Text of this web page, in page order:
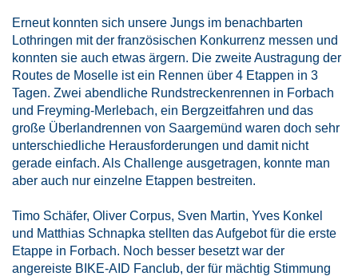
Erneut konnten sich unsere Jungs im benachbarten
Lothringen mit der französischen Konkurrenz messen und
konnten sie auch etwas ärgern. Die zweite Austragung der
Routes de Moselle ist ein Rennen über 4 Etappen in 3
Tagen. Zwei abendliche Rundstreckenrennen in Forbach
und Freyming-Merlebach, ein Bergzeitfahren und das
große Überlandrennen von Saargemünd waren doch sehr
unterschiedliche Herausforderungen und damit nicht
gerade einfach. Als Challenge ausgetragen, konnte man
aber auch nur einzelne Etappen bestreiten.
Timo Schäfer, Oliver Corpus, Sven Martin, Yves Konkel
und Matthias Schnapka stellten das Aufgebot für die erste
Etappe in Forbach. Noch besser besetzt war der
angereiste BIKE-AID Fanclub, der für mächtig Stimmung